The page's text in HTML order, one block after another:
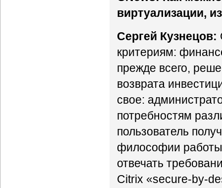
виртуализации,
Сергей Кузнецов:
критериям:
прежде всего,
возврата
свое:
потребностям
пользователь
философии
отвечать
Citrix «secure-by-